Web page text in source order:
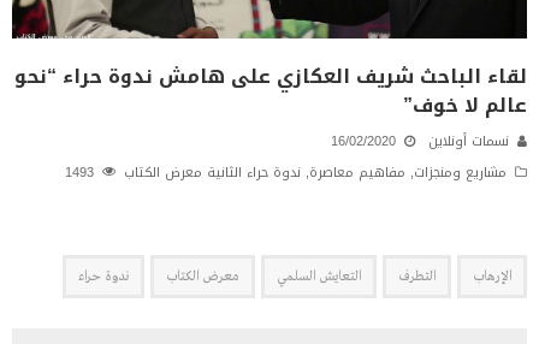
لقاء الباحث شريف العكازي على هامش ندوة حراء “نحو
عالم لا خوف”
نسمات أونلاين
16/02/2020
مشاريع ومنجزات, مفاهيم معاصرة, ندوة حراء الثانية معرض الكتاب
الإرهاب التطرف التعايش السلمي معرض الكتاب ندوة حراء